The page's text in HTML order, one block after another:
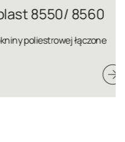
8550/ 8560
łączone